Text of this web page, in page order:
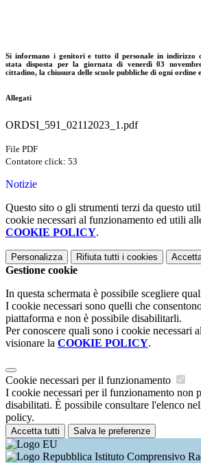
Si informano i genitori e tutto il personale in indirizzo
stata disposta per la giornata di venerdì 03
cittadino, la chiusura delle scuole pubbliche di ogni ordine
Allegati
ORDSI_591_02112023_1.pdf
File PDF
Contatore click: 53
Notizie
Questo sito o gli strumenti terzi da questo
cookie necessari al funzionamento ed utili
COOKIE POLICY.
Personalizza Rifiuta tutti i cookies
Gestione cookie
In questa schermata è possibile scegliere
I cookie necessari sono quelli che
piattaforma e non è possibile disabilitarli.
Per conoscere quali sono i cookie necessari
visionare la COOKIE POLICY.
Cookie necessari per il funzionamento
I cookie necessari per il funzionamento non
disabilitati. È possibile consultare l'elenco
policy.
Accetta tutti Salva le preferenze
Istituto Comprensivo